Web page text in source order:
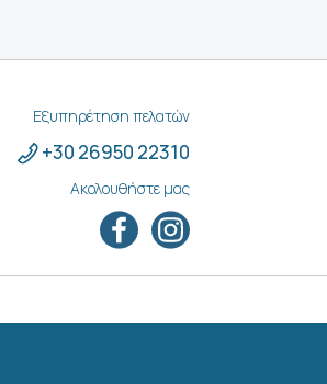
Εξυπηρέτηση πελατών
+30 26950 22310
Ακολουθήστε μας